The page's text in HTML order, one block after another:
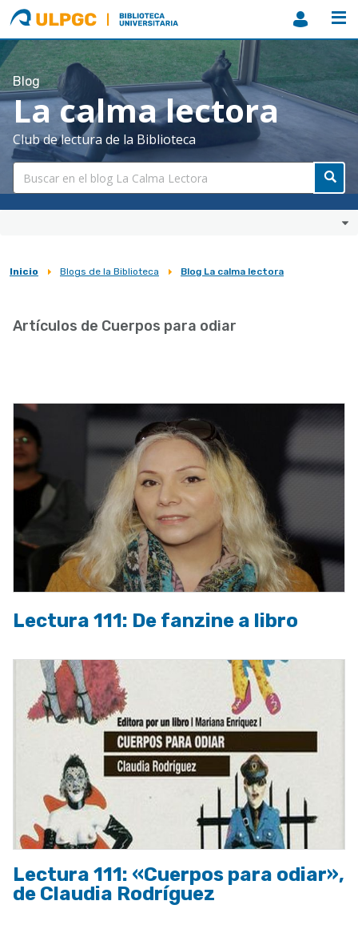
ULPGC
Biblioteca
ULPGC
Blog
La calma lectora
Club de lectura de la Biblioteca
Sobrescribir
de
la
navegación
Inicio Blogs de la Biblioteca Blog La calma lectora
Artículos de Cuerpos para odiar
Lectura 111: De fanzine a libro
Lectura 111: «Cuerpos para odiar»,
de Claudia Rodríguez